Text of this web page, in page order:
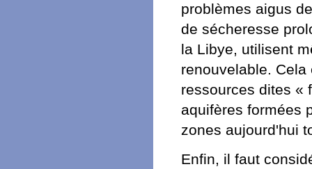
problèmes aigus
de sécheresse
la Libye, utilisent
renouvelable.
ressources dites «
aquifères formées
zones aujourd'hui
Enfin, il faut